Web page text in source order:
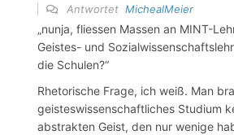
Antwortet MichealMeier
„nunja, fliessen Massen an MINT-
Geistes- und
die Schulen?“
Rhetorische Frage, ich weiß. Man
geisteswissenschaftliches Studium
abstrakten Geist, den nur wenige